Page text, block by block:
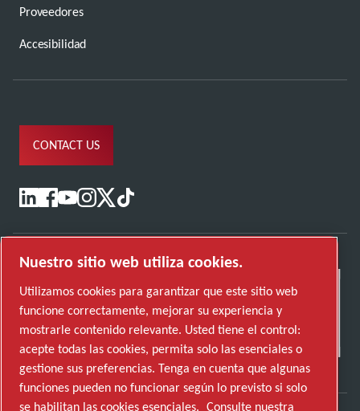
Proveedores
Accesibilidad
CONTACT US
Nuestro sitio web utiliza cookies.
Utilizamos cookies para garantizar que este sitio web
funcione correctamente, mejorar su experiencia y
mostrarle contenido relevante. Usted tiene el control:
acepte todas las cookies, permita solo las esenciales o
gestione sus preferencias. Tenga en cuenta que algunas
funciones pueden no funcionar según lo previsto si solo
se habilitan las cookies esenciales. Consulte nuestra